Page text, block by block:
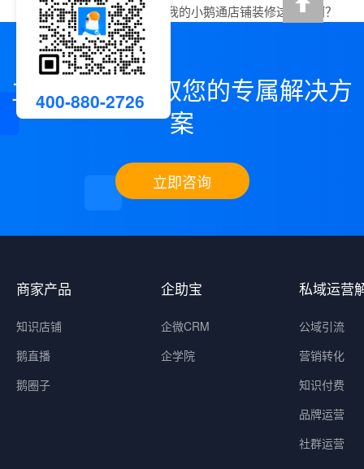
下一篇：为什么我的小鹅通店铺装修这么丑啊？
立即咨询，领取您的专属解决方
案
立即咨询
商家产品
知识店铺
鹅直播
鹅圈子
企助宝
企微CRM
企学院
私域运营
公域引流
营销转化
知识付费
品牌运营
社群运营
400-880-2726